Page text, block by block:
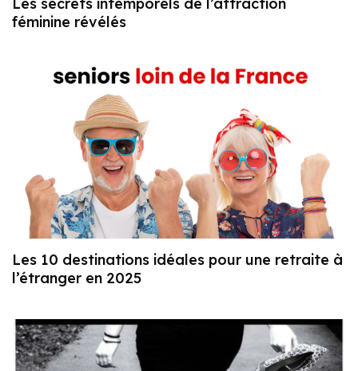
Les secrets intemporels de l’attraction
féminine révélés
Les 10 destinations idéales pour une retraite à
l’étranger en 2025